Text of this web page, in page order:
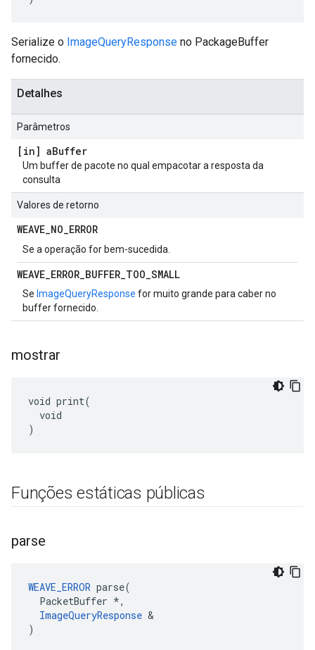
Serialize o ImageQueryResponse no PackageBuffer
fornecido.
Detalhes
Parâmetros
[in] aBuffer
Um buffer de pacote no qual empacotar a resposta da
consulta
Valores de retorno
WEAVE_NO_ERROR
Se a operação for bem-sucedida.
WEAVE_ERROR_BUFFER_TOO_SMALL
Se ImageQueryResponse for muito grande para caber no
buffer fornecido.
mostrar
void print(
  void
)
Funções estáticas públicas
parse
WEAVE_ERROR parse(
  PacketBuffer *,
ImageQueryResponse &
)